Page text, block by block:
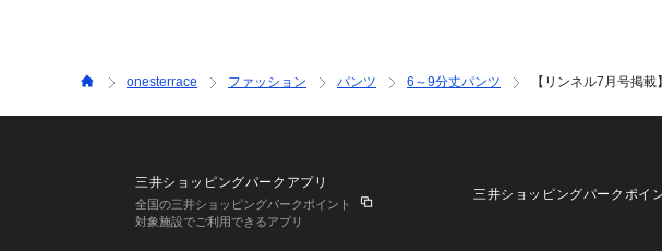
onesterrace ファッション パンツ 6～9分丈パンツ 【リンネル7月号掲
三井ショッピングパークアプリ
全国の三井ショッピングパークポイント
対象施設でご利用できるアプリ
三井ショッピングパークポイ